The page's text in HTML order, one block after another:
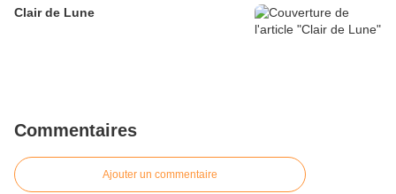
Clair de Lune
Commentaires
Ajouter un commentaire